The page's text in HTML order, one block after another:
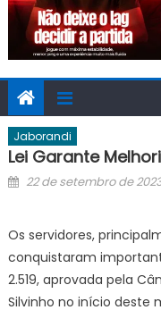
Jaborandi
Lei Garante
Posted
22 de setembro de
Os servidores,
conquistaram
2.519, aprovada pela
Silvinho no início deste